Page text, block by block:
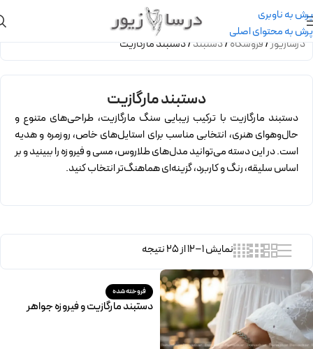
پرش به ناوبری
پرش به محتوای اصلی
درسازیور/فروشگاه/دستبند/دستبند مارگازیت
دستبند مارگازیت
دستبند مارگازیت با ترکیب زیبایی سنگ مارگازیت، طراحی‌های متنوع و
حال‌وهوای هنری، انتخابی مناسب برای استایل‌های خاص، روزمره و هدیه
است. در این دسته می‌توانید مدل‌های طلاروس، مسی و فیروزه را ببینید و بر
اساس سلیقه، رنگ و کاربرد، گزینه‌ای هماهنگ‌تر انتخاب کنید.
نمایش 1–12 از 25 نتیجه
فروخته شده
دستبند مارگازیت و فیروزه جواهر